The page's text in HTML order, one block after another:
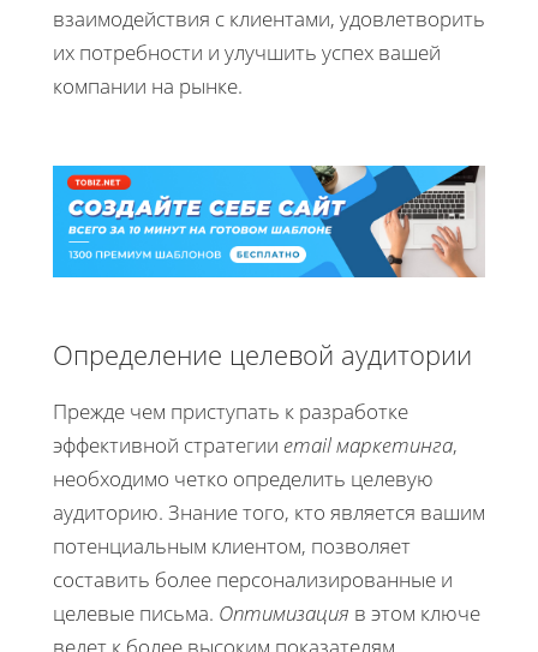
взаимодействия с клиентами, удовлетворить
их потребности и улучшить успех вашей
компании на рынке.
Определение целевой аудитории
Прежде чем приступать к разработке
эффективной стратегии email маркетинга,
необходимо четко определить целевую
аудиторию. Знание того, кто является вашим
потенциальным клиентом, позволяет
составить более персонализированные и
целевые письма. Оптимизация в этом ключе
ведет к более высоким показателям